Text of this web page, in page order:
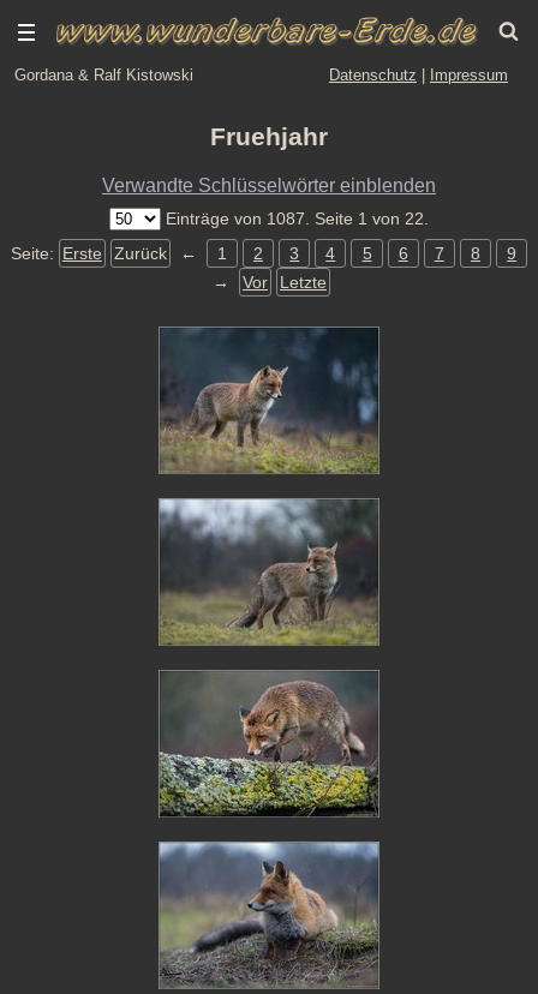
Gordana & Ralf Kistowski Datenschutz Impressum
Fruehjahr
Verwandte Schlüsselwörter einblenden
Einträge von 1087. Seite 1 von 22.
Seite: Erste Zurück ← 1 2 3 4 5 6 7 8
9
→
Vor Letzte